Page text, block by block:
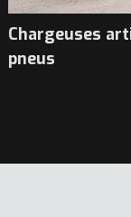
Chargeuses
pneus